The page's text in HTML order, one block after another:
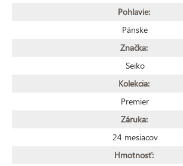
Pohlavie:
Pánske
Značka:
Seiko
Kolekcia:
Premier
Záruka:
24 mesiacov
Hmotnosť: